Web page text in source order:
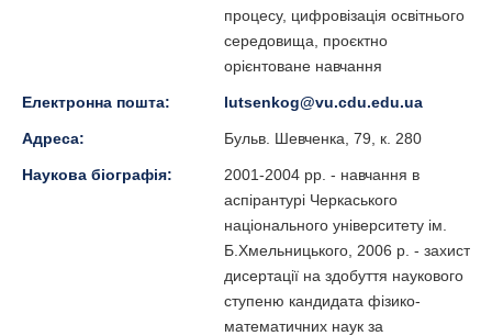
процесу, цифровізація освітнього
середовища, проєктно
орієнтоване навчання
Електронна пошта: lutsenkog@vu.cdu.edu.ua
Адреса: Бульв. Шевченка, 79, к. 280
Наукова біографія:
2001-2004 рр. - навчання в
аспірантурі Черкаського
національного університету ім.
Б.Хмельницького, 2006 р. - захист
дисертації на здобуття наукового
ступеню кандидата фізико-
математичних наук за